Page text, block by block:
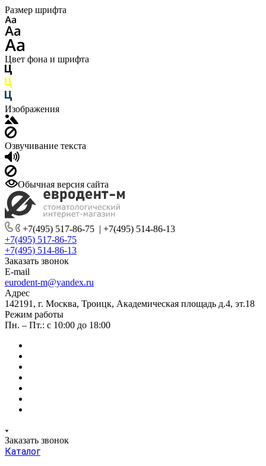
Размер шрифта
Цвет фона и шрифта
Изображения
Озвучивание текста
Обычная версия сайта
+7(495) 517-86-75 | +7(495) 514-86-13
+7(495) 517-86-75
+7(495) 514-86-13
Заказать звонок
E-mail
eurodent-m@yandex.ru
Адрес
142191, г. Москва, Троицк, Академическая площадь д.4, эт.18
Режим работы
Пн. – Пт.: с 10:00 до 18:00
Заказать звонок
Каталог